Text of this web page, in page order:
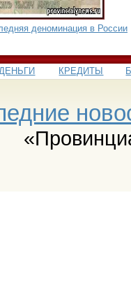
деноминация в России
ДЕНЬГИ КРЕДИТЫ